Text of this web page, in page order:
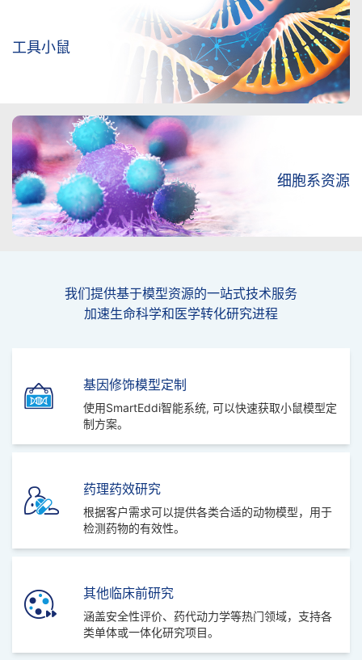
鼠
人
源
化
小
制
工具小鼠
细胞系资源
我们提供基于模型资源的一站式技术服务
加速生命科学和医学转化研究进程
基因修饰模型定制
使用SmartEddi智能系统, 可以快速获取小鼠模型定
制方案。
药理药效研究
根据客户需求可以提供各类合适的动物模型，用于
检测药物的有效性。
其他临床前研究
涵盖安全性评价、药代动力学等热门领域，支持各
类单体或一体化研究项目。